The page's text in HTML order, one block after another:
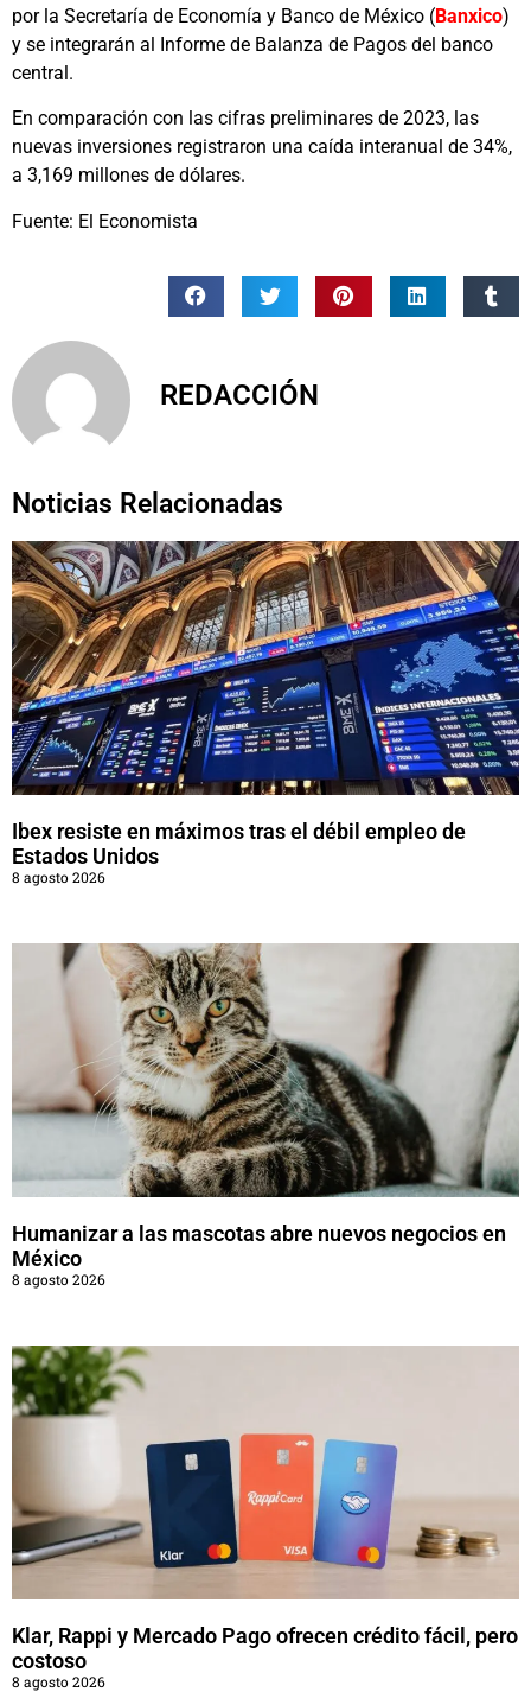
por la Secretaría de Economía y Banco de México (Banxico)
y se integrarán al Informe de Balanza de Pagos del banco
central.
En comparación con las cifras preliminares de 2023, las
nuevas inversiones registraron una caída interanual de 34%,
a 3,169 millones de dólares.
Fuente: El Economista
REDACCIÓN
Noticias Relacionadas
Ibex resiste en máximos tras el débil empleo de
Estados Unidos
8 agosto 2026
Humanizar a las mascotas abre nuevos negocios en
México
8 agosto 2026
Klar, Rappi y Mercado Pago ofrecen crédito fácil, pero
costoso
8 agosto 2026